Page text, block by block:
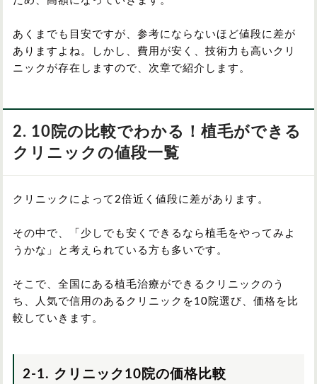
あくまでも目安ですが、参考にならないほど値段に差が
ありますよね。しかし、費用が安く、技術力も高いクリ
ニックが存在しますので、次章で紹介します。
2. 10院の比較でわかる！植毛ができる
クリニックの値段一覧
クリニックによって2倍近く値段に差があります。
その中で、「少しでも安くできるなら植毛をやってみよ
うかな」と考えられている方も多いです。
そこで、全国にある植毛治療ができるクリニックのう
ち、人気で信用のあるクリニックを10院選び、価格を比
較していきます。
2-1. クリニック10院の価格比較